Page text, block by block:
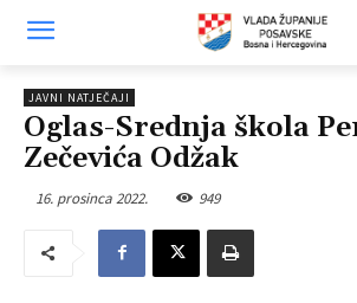
JAVNI NATJEČAJI
Oglas-Srednja škola
Zečevića Odžak
16. prosinca 2022. 949